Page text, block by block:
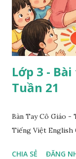
Lớp 3 -
Tuần 21
Bàn Tay Cô Giáo -
Tiếng Việt English
CHIA SẺ ĐĂNG